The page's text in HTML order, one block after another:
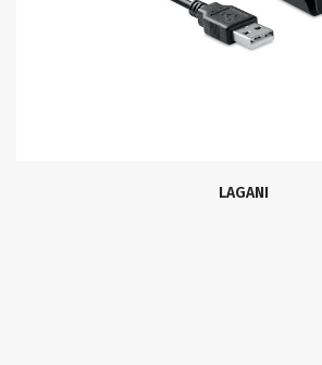
LAGANI